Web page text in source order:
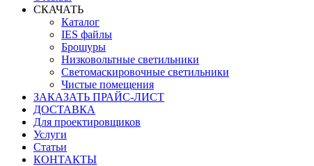
СКАЧАТЬ
Каталог
IES файлы
Брошуры
Низковольтные светильники
Светомаскировочные светильники
Чистые помещения
ЗАКАЗАТЬ ПРАЙС-ЛИСТ
ДОСТАВКА
Для проектировщиков
Услуги
Статьи
КОНТАКТЫ